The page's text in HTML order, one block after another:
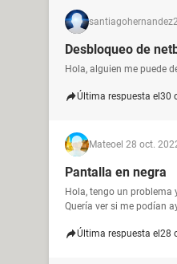
Desbloqueo de
Hola, alguien me puede
Última respuesta el 30
Mateoel 28 oct.
Pantalla en negra
Hola, tengo un problema
Quería ver si me podían
Última respuesta el 28